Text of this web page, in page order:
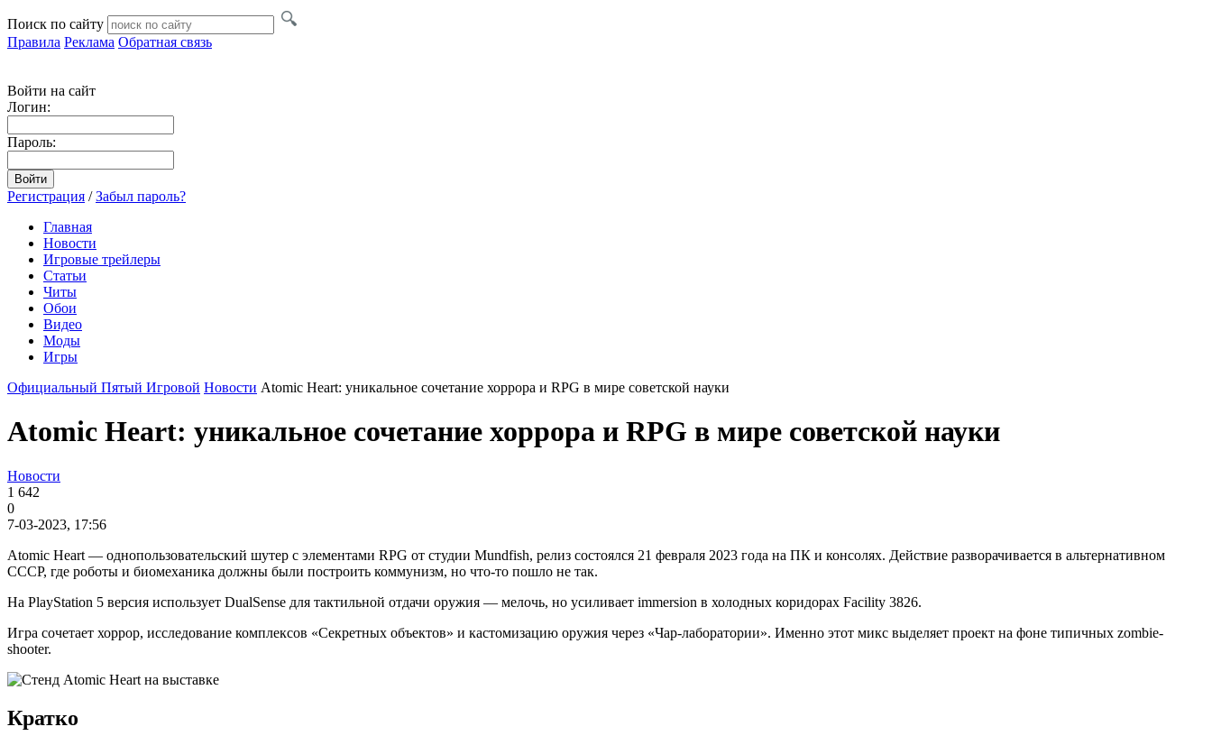
Поиск по сайту
Правила Реклама Обратная связь
Войти на сайт
Логин:
Пароль:
Регистрация /Забыл пароль?
Главная
Новости
Игровые трейлеры
Статьи
Читы
Обои
Видео
Моды
Игры
Официальный Пятый Игровой Новости Atomic Heart: уникальное сочетание хоррора и RPG в мире советской науки
Atomic Heart: уникальное сочетание хоррора и RPG в мире советской науки
Новости
1 642
0
7-03-2023, 17:56
Atomic Heart — однопользовательский шутер с элементами RPG от студии Mundfish, релиз состоялся 21 февраля 2023 года на ПК и консолях. Действие разворачивается в альтернативном
СССР, где роботы и биомеханика должны были построить коммунизм, но что-то пошло не так.
На PlayStation 5 версия использует DualSense для тактильной отдачи оружия — мелочь, но усиливает immersion в холодных коридорах Facility 3826.
Игра сочетает хоррор, исследование комплексов «Секретных объектов» и кастомизацию оружия через «Чар-лаборатории». Именно этот микс выделяет проект на фоне типичных zombie-
shooter.
Кратко